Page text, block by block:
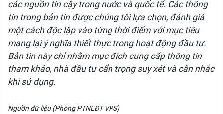
các nguồn tin cậy trong nước và quốc tế. Các thông
tin trong bản tin được chúng tôi lựa chọn, đánh giá
một cách độc lập vào từng thời điểm với mục tiêu
mang lại ý nghĩa thiết thực trong hoạt động đầu tư.
Bản tin này chỉ nhằm mục đích cung cấp thông tin
tham khảo, nhà đầu tư cẩn trọng suy xét và cân nhắc
khi sử dụng.
Nguồn dữ liệu (Phòng PTNLĐT VPS)